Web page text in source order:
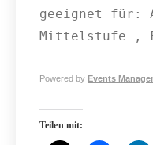
geeignet für:
Mittelstufe ,
Powered by Events Manager
Teilen mit: